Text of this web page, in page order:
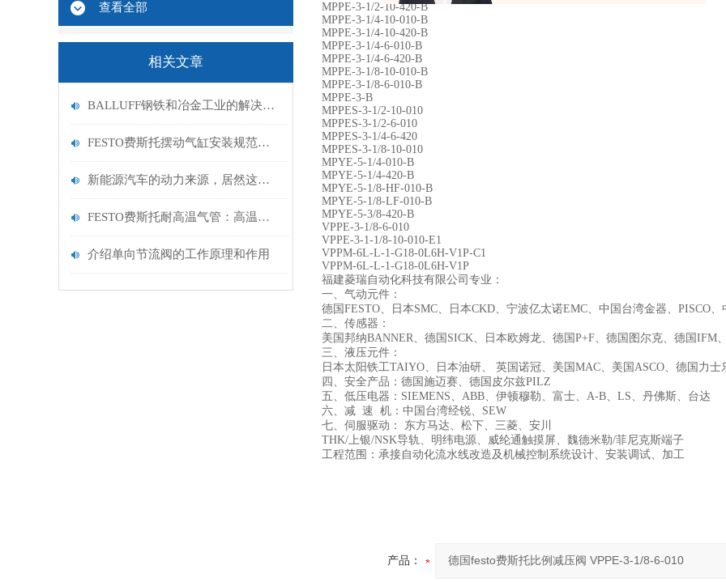
查看全部
相关文章
BALLUFF钢铁和冶金工业的解决方案
FESTO费斯托摆动气缸安装规范：气路连接、负载安装平衡与安全防护设置要点
新能源汽车的动力来源，居然这么多“讲究”！
FESTO费斯托耐高温气管：高温工业场景，高效输气理想之选
介绍单向节流阀的工作原理和作用
MPPE-3-1/2-10-420-B
MPPE-3-1/4-10-010-B
MPPE-3-1/4-10-420-B
MPPE-3-1/4-6-010-B
MPPE-3-1/4-6-420-B
MPPE-3-1/8-10-010-B
MPPE-3-1/8-6-010-B
MPPE-3-B
MPPES-3-1/2-10-010
MPPES-3-1/2-6-010
MPPES-3-1/4-6-420
MPPES-3-1/8-10-010
MPYE-5-1/4-010-B
MPYE-5-1/4-420-B
MPYE-5-1/8-HF-010-B
MPYE-5-1/8-LF-010-B
MPYE-5-3/8-420-B
VPPE-3-1/8-6-010
VPPE-3-1-1/8-10-010-E1
VPPM-6L-L-1-G18-0L6H-V1P-C1
VPPM-6L-L-1-G18-0L6H-V1P
福建菱瑞自动化科技有限公司专业：
一、气动元件：
德国FESTO、日本SMC、日本CKD、宁波亿太诺EMC、中国台湾金器、PISCO
二、传感器：
美国邦纳BANNER、德国SICK、日本欧姆龙、德国P+F、德国图尔克、德国IFM
三、液压元件：
日本太阳铁工TAIYO、日本油研、 英国诺冠、美国MAC、美国ASCO、德国力
四、安全产品：德国施迈赛、德国皮尔兹PILZ
五、低压电器：SIEMENS、ABB、伊顿穆勒、富士、A-B、LS、丹佛斯、台达
六、减 速 机：中国台湾经锐、SEW
七、伺服驱动： 东方马达、松下、三菱、安川
THK/上银/NSK导轨、明纬电源、威纶通触摸屏、魏德米勒/菲尼克斯端子
工程范围：承接自动化流水线改造及机械控制系统设计、安装调试、加工
产品：